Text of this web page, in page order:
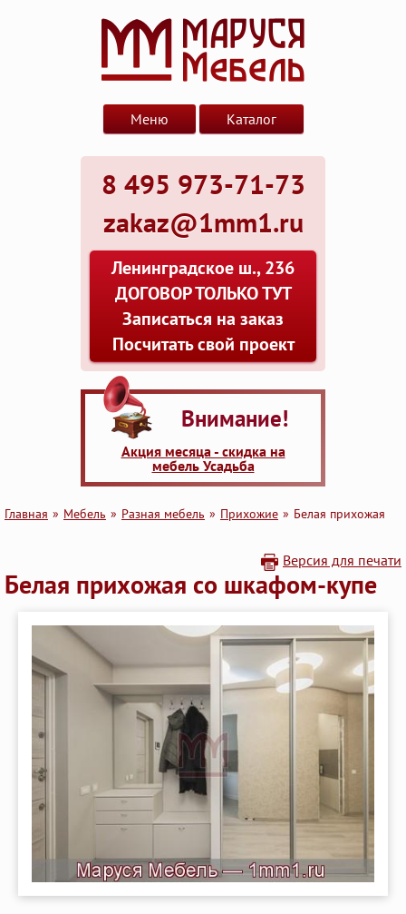
8 495 973-71-73
zakaz@1mm1.ru
Ленинградское ш., 236
ДОГОВОР ТОЛЬКО ТУТ
Записаться на заказ
Посчитать свой проект
Меню Каталог
Внимание!
Акция месяца - скидка на
мебель Усадьба
Главная Мебель Разная мебель Прихожие Белая прихожая
Версия для печати
Белая прихожая со шкафом-купе